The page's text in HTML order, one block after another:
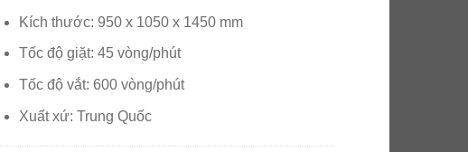
Kích thước: 950 x 1050 x 1450 mm
Tốc độ giặt: 45 vòng/phút
Tốc độ vắt: 600 vòng/phút
Xuất xứ: Trung Quốc